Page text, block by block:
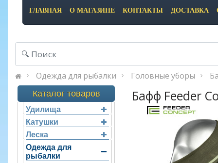
ГЛАВНАЯ О МАГАЗИНЕ КОНТАКТЫ ДОСТАВКА
Одежда для рыбалки Головные уборы
Каталог товаров
Удилища
Катушки
Леска
Одежда для
рыбалки
Бафф Feeder